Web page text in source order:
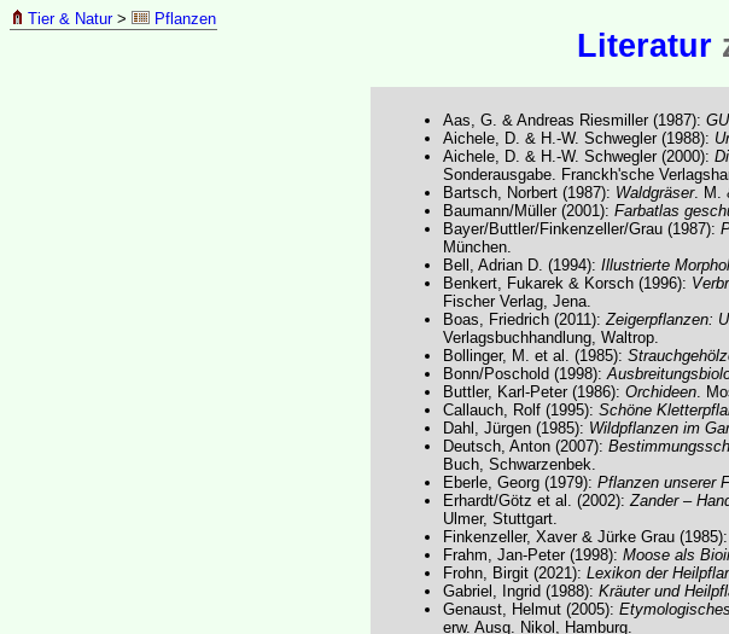
Tier & Natur> Pflanzen
Literatur
Aas, G. & Andreas Riesmiller (1987):
Aichele, D. & H.-W. Schwegler (1988):
Aichele, D. & H.-W. Schwegler (2000):
Sonderausgabe. Franckh'sche
Bartsch, Norbert (1987): Waldgräser. M.
Baumann/Müller (2001): Farbatlas
Bayer/Buttler/Finkenzeller/Grau (1987):
München.
Bell, Adrian D. (1994): Illustrierte
Benkert, Fukarek & Korsch (1996):
Fischer Verlag, Jena.
Boas, Friedrich (2011): Zeigerpflanzen:
Verlagsbuchhandlung, Waltrop.
Bollinger, M. et al. (1985):
Bonn/Poschold (1998):
Buttler, Karl-Peter (1986): Orchideen .
Callauch, Rolf (1995): Schöne
Dahl, Jürgen (1985): Wildpflanzen im
Deutsch, Anton (2007):
Buch, Schwarzenbek.
Eberle, Georg (1979): Pflanzen unserer
Erhardt/Götz et al. (2002): Zander –
Ulmer, Stuttgart.
Finkenzeller, Xaver & Jürke Grau (1985):
Frahm, Jan-Peter (1998): Moose als
Frohn, Birgit (2021): Lexikon der
Gabriel, Ingrid (1988): Kräuter und
Genaust, Helmut (2005):
erw. Ausg. Nikol, Hamburg.